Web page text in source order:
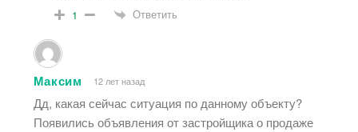
1 Ответить
Максим 12 лет назад
Дд, какая сейчас ситуация по данному объекту?
Появились объявления от застройщика о продаже